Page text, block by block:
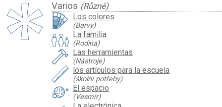
Varios (Různé)
Los colores
(Barvy)
La familia
(Rodina)
Las herramientas
(Nástroje)
los artículos para la escuela
(školní potřeby)
El espacio
(Vesmír)